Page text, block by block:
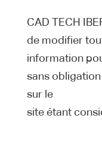
CAD TECH
de modifier
information
sans
sur le
site étant